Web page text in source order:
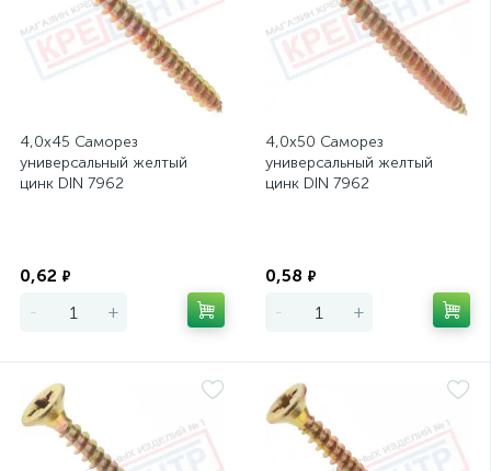
4,0х45 Саморез
универсальный желтый
цинк DIN 7962
0,62 ₽
- +
4,0х50 Саморез
универсальный желтый
цинк DIN 7962
0,58 ₽
- +